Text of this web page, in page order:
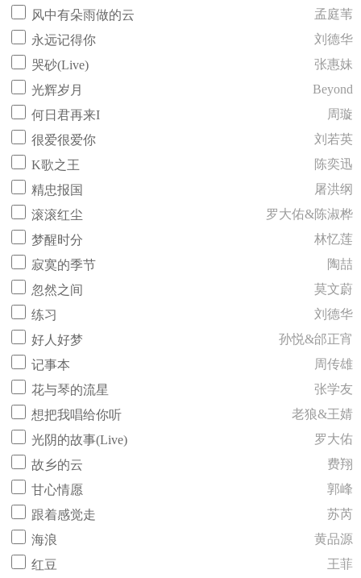
风中有朵雨做的云
孟庭苇
永远记得你
刘德华
哭砂(Live)
张惠妹
光辉岁月
Beyond
何日君再来I
周璇
很爱很爱你
刘若英
K歌之王
陈奕迅
精忠报国
屠洪纲
滚滚红尘
罗大佑&陈淑桦
梦醒时分
林忆莲
寂寞的季节
陶喆
忽然之间
莫文蔚
练习
刘德华
好人好梦
孙悦&邰正宵
记事本
周传雄
花与琴的流星
张学友
想把我唱给你听
老狼&王婧
光阴的故事(Live)
罗大佑
故乡的云
费翔
甘心情愿
郭峰
跟着感觉走
苏芮
海浪
黄品源
红豆
王菲